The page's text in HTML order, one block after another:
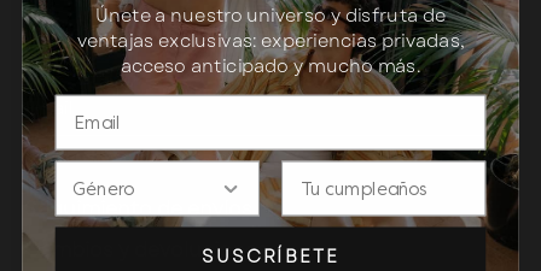
Únete ahora y disfruta de ventajas exclusivas.
Email
Seguimiento de envíos
Cambios y devoluciones
Únete a nuestro universo y disfruta de
ventajas exclusivas: experiencias privadas,
acceso anticipado y mucho más.
Gender
SUSCRÍBETE